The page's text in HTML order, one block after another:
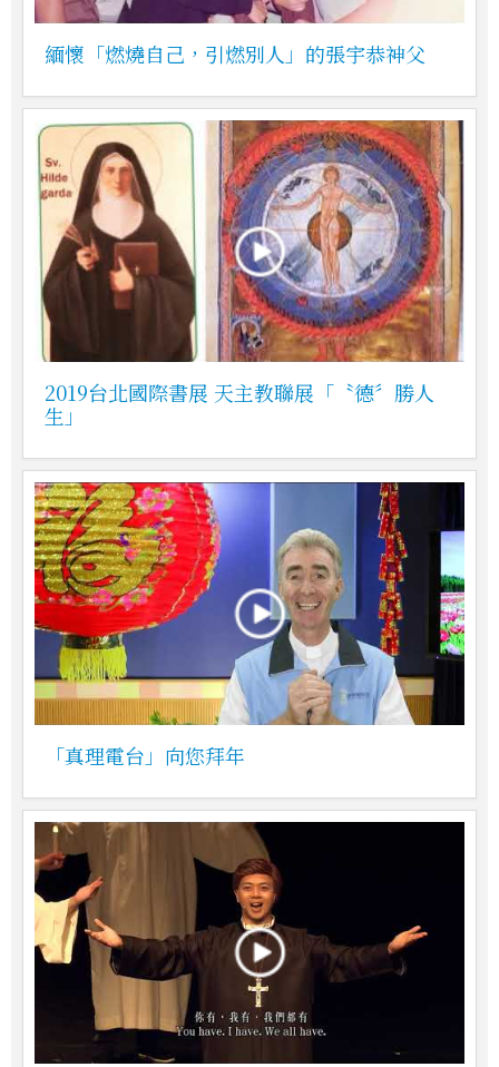
緬懷「燃燒自己，引燃別人」的張宇恭神父
2019台北國際書展 天主教聯展「〝德〞勝人
生」
「真理電台」向您拜年